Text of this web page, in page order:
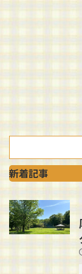
新着記事